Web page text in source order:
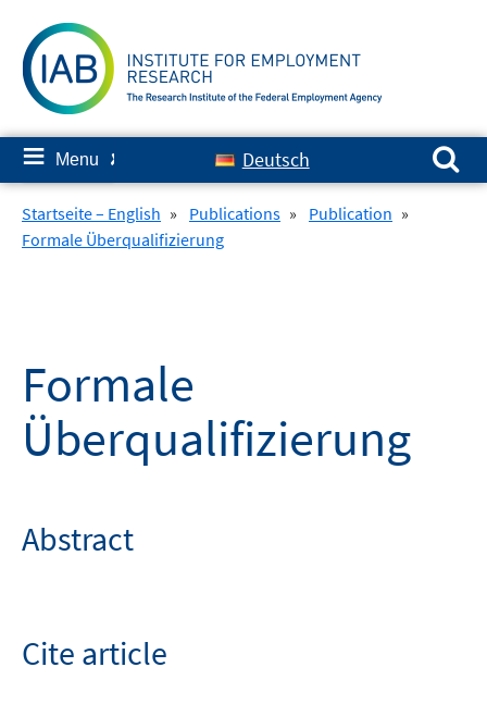
content
≡ Menu ✘ Deutsch
Search for:
Startseite – English » Publications » Publication »
Formale Überqualifizierung
Formale
Überqualifizierung
Abstract
Cite article